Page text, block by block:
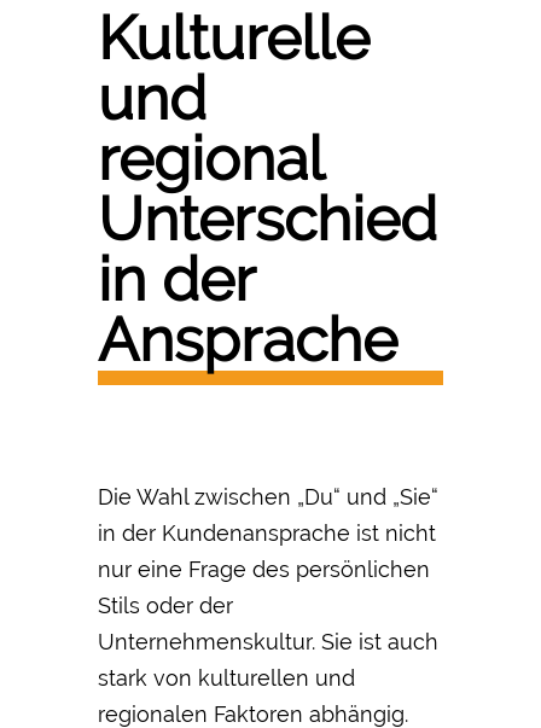
Kulturelle
und
regional
Unterschied
in der
Ansprache
Die Wahl zwischen „Du“ und „Sie“
in der Kundenansprache ist nicht
nur eine Frage des persönlichen
Stils oder der
Unternehmenskultur. Sie ist auch
stark von kulturellen und
regionalen Faktoren abhängig.